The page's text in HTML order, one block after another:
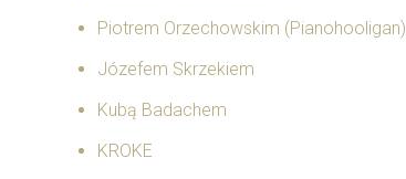
Piotrem Orzechowskim (Pianohooligan)
Józefem Skrzekiem
Kubą Badachem
KROKE